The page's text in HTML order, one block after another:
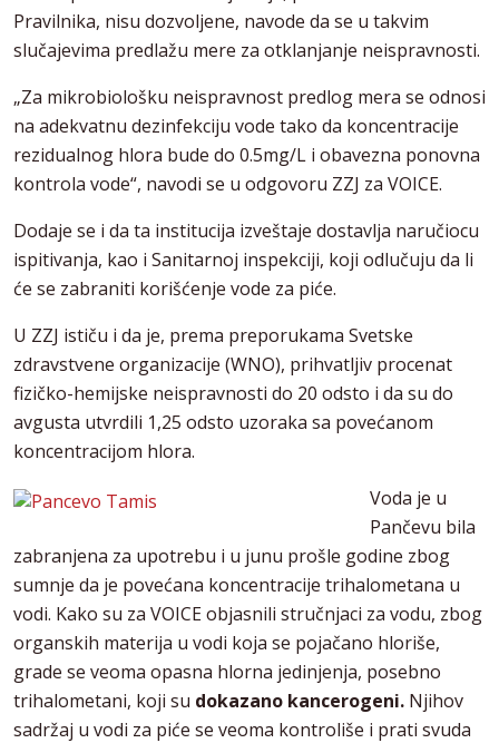
Pravilnika, nisu dozvoljene, navode da se u takvim
slučajevima predlažu mere za otklanjanje neispravnosti.
„Za mikrobiološku neispravnost predlog mera se odnosi
na adekvatnu dezinfekciju vode tako da koncentracije
rezidualnog hlora bude do 0.5mg/L i obavezna ponovna
kontrola vode“, navodi se u odgovoru ZZJ za VOICE.
Dodaje se i da ta institucija izveštaje dostavlja naručiocu
ispitivanja, kao i Sanitarnoj inspekciji, koji odlučuju da li
će se zabraniti korišćenje vode za piće.
U ZZJ ističu i da je, prema preporukama Svetske
zdravstvene organizacije (WNO), prihvatljiv procenat
fizičko-hemijske neispravnosti do 20 odsto i da su do
avgusta utvrdili 1,25 odsto uzoraka sa povećanom
koncentracijom hlora.
Voda je u
Pančevu bila
zabranjena za upotrebu i u junu prošle godine zbog
sumnje da je povećana koncentracije trihalometana u
vodi. Kako su za VOICE objasnili stručnjaci za vodu, zbog
organskih materija u vodi koja se pojačano hloriše,
grade se veoma opasna hlorna jedinjenja, posebno
trihalometani, koji su dokazano kancerogeni. Njihov
sadržaj u vodi za piće se veoma kontroliše i prati svuda